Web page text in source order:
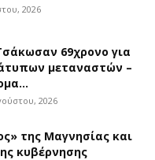
2026
69χρονο για
μεταναστών –
2026
της Μαγνησίας και
κυβέρνησης